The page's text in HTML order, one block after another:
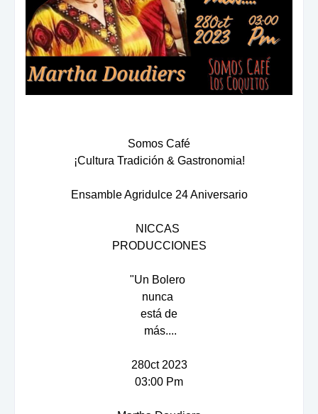
Somos Café
¡Cultura Tradición & Gastronomia!
Ensamble Agridulce 24 Aniversario
NICCAS
PRODUCCIONES
"Un Bolero
nunca
está de
más....
280ct 2023
03:00 Pm